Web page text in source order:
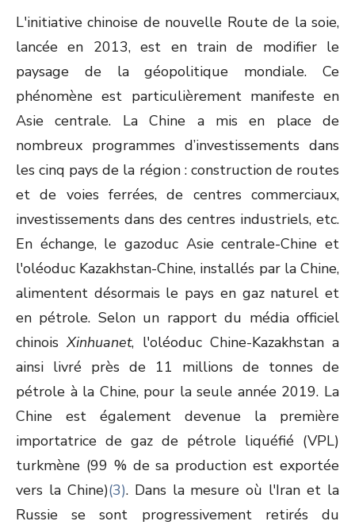
L'initiative chinoise de nouvelle Route de la soie,
lancée en 2013, est en train de modifier le
paysage de la géopolitique mondiale. Ce
phénomène est particulièrement manifeste en
Asie centrale. La Chine a mis en place de
nombreux programmes d’investissements dans
les cinq pays de la région : construction de routes
et de voies ferrées, de centres commerciaux,
investissements dans des centres industriels, etc.
En échange, le gazoduc Asie centrale-Chine et
l'oléoduc Kazakhstan-Chine, installés par la Chine,
alimentent désormais le pays en gaz naturel et
en pétrole. Selon un rapport du média officiel
chinoisXinhuanet, l'oléoduc Chine-Kazakhstan a
ainsi livré près de 11 millions de tonnes de
pétrole à la Chine, pour la seule année 2019. La
Chine est également devenue la première
importatrice de gaz de pétrole liquéfié (VPL)
turkmène (99 % de sa production est exportée
vers la Chine)(3). Dans la mesure où l'Iran et la
Russie se sont progressivement retirés du